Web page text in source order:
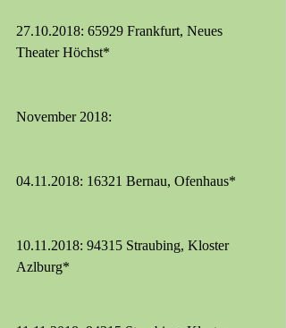
27.10.2018: 65929 Frankfurt, Neues
Theater Höchst*
November 2018:
04.11.2018: 16321 Bernau, Ofenhaus*
10.11.2018: 94315 Straubing, Kloster
Azlburg*